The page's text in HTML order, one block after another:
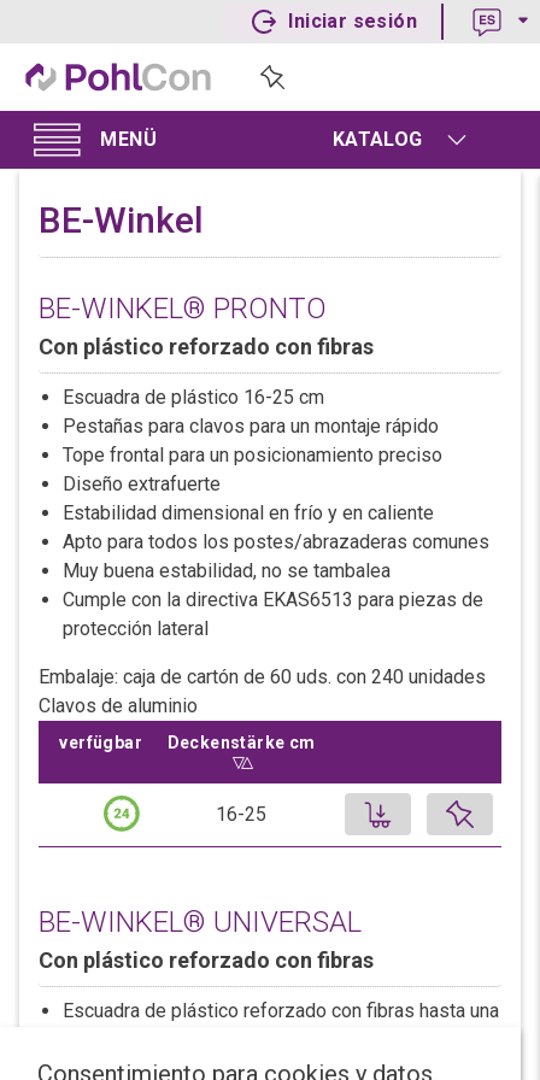
KATALOG
Iniciar sesión
BE-Winkel
BE-WINKEL® PRONTO
Con plástico reforzado con fibras
Escuadra de plástico 16-25 cm
Pestañas para clavos para un montaje rápido
Tope frontal para un posicionamiento preciso
Diseño extrafuerte
Estabilidad dimensional en frío y en caliente
Apto para todos los postes/abrazaderas comunes
Muy buena estabilidad, no se tambalea
Cumple con la directiva EKAS6513 para piezas de
protección lateral
Embalaje: caja de cartón de 60 uds. con 240 unidades
Clavos de aluminio
verfügbar Deckenstärke cm
Sort ascending by
Deckenstärke cm
16-25 Añadir el
Karton, 60 Stk.
146.52 CHF
0.6m x 0.4m x 0.4m (L x B x H)
95 Karton ab Lager
BE-WINKEL® UNIVERSAL
Con plástico reforzado con fibras
Escuadra de plástico reforzado con fibras hasta una
Con rosca Dywidag de 15 mm
Consentimiento para cookies y datos.